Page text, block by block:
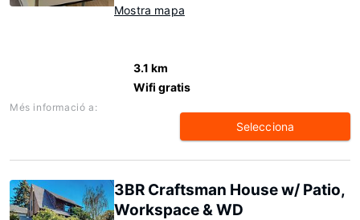
Mostra mapa
3.1 km
Wifi gratis
Més informació a:
Selecciona
3BR Craftsman House w/ Patio,
Workspace & WD